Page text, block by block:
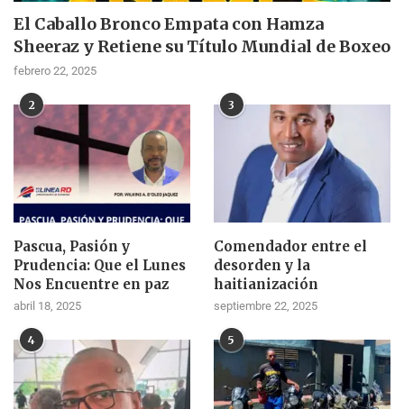
El Caballo Bronco Empata con Hamza
Sheeraz y Retiene su Título Mundial de Boxeo
febrero 22, 2025
2
Pascua, Pasión y
Prudencia: Que el Lunes
Nos Encuentre en paz
abril 18, 2025
3
Comendador entre el
desorden y la
haitianización
septiembre 22, 2025
4 5